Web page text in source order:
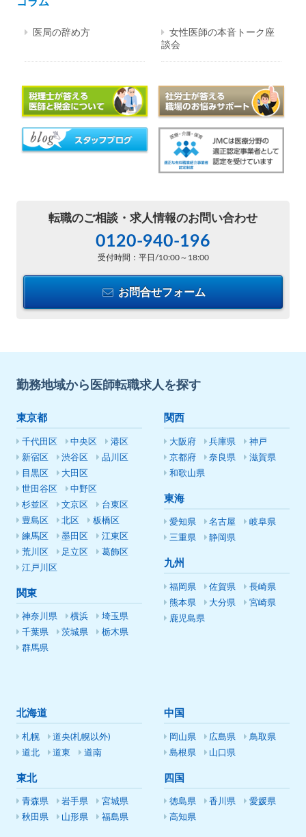
医局の辞め方
女性医師の本音トーク座
談会
転職のご相談・ 求人情報のお問い合わせ
0120-940-196
受付時間：平日/10:00～18:00
お問合せフォーム
勤務地域から医師転職求人を探す
東京都
千代田区 中央区
港区
新宿区
渋谷区
品川区
目黒区
大田区
世田谷区
中野区
杉並区
文京区
台東区
豊島区
北区
板橋区
練馬区
墨田区
江東区
荒川区
足立区
葛飾区
江戸川区
関東
神奈川県 横浜
埼玉県
千葉県
茨城県
栃木県
群馬県
関西
大阪府 兵庫県
神戸
京都府
奈良県
滋賀県
和歌山県
東海
愛知県 名古屋
岐阜県
三重県
静岡県
九州
福岡県 佐賀県
長崎県
熊本県
大分県
宮崎県
鹿児島県
北海道
札幌
道央(札幌以外)
道北
道東 道南
東北
青森県 岩手県
宮城県
秋田県
山形県 福島県
中国
岡山県 広島県
鳥取県
島根県
山口県
四国
徳島県 香川県
愛媛県
高知県